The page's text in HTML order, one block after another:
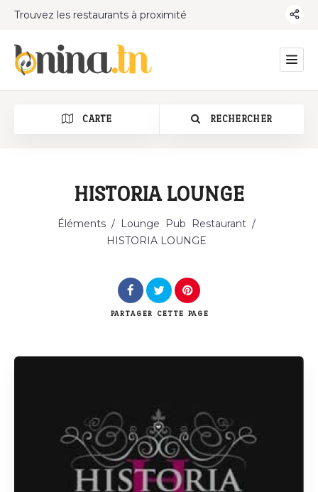
Trouvez les restaurants à proximité
CARTE RECHERCHER
Catégorie
HISTORIA LOUNGE
Éléments / Lounge Pub Restaurant /
HISTORIA LOUNGE
PARTAGER CETTE PAGE